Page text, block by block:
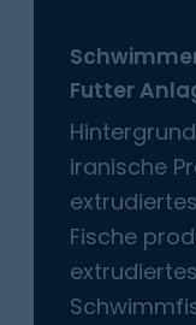
Futter
iranische
Fische